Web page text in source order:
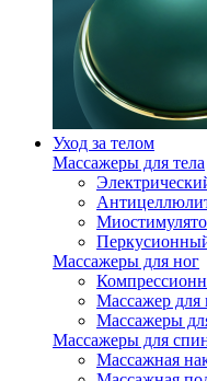
Уход за телом
Массажеры для тела
Массажеры для ног
Массажер для
Массажеры
Массажеры для
Массажная